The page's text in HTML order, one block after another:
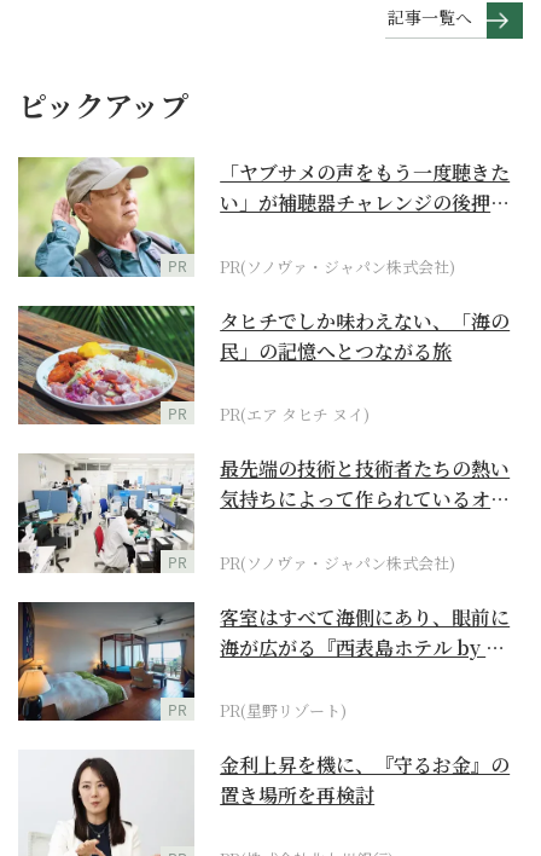
記事一覧へ
ピックアップ
PR
「ヤブサメの声をもう一度聴きた
い」が補聴器チャレンジの後押し
PR(ソノヴァ・ジャパン株式会社)
PR
タヒチでしか味わえない、「海の
民」の記憶へとつながる旅
PR(エア タヒチ ヌイ)
PR
最先端の技術と技術者たちの熱い
気持ちによって作られているオー
PR(ソノヴァ・ジャパン株式会社)
PR
客室はすべて海側にあり、眼前に
海が広がる『西表島ホテル by 星
PR(星野リゾート)
金利上昇を機に、『守るお金』の
置き場所を再検討